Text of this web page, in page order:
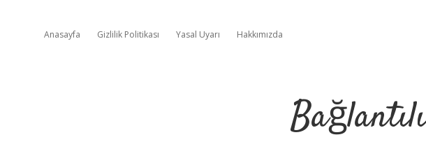
Anasayfa Gizlilik Politikası Yasal Uyarı Hakkımızda